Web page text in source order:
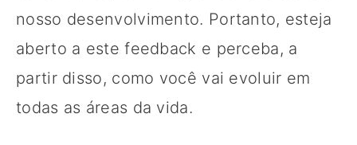
nosso desenvolvimento. Portanto, esteja
aberto a este feedback e perceba, a
partir disso, como você vai evoluir em
todas as áreas da vida.